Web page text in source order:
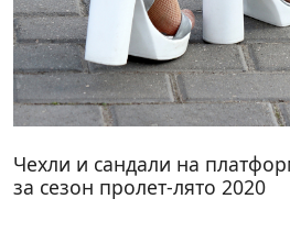
Чехли и сандали на
за сезон пролет-лято 2020